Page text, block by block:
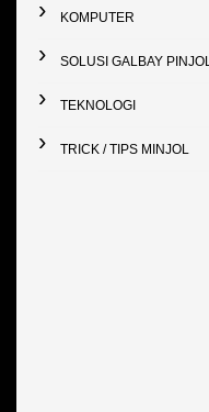
KOMPUTER
SOLUSI GALBAY PINJOL
TEKNOLOGI
TRICK / TIPS MINJOL